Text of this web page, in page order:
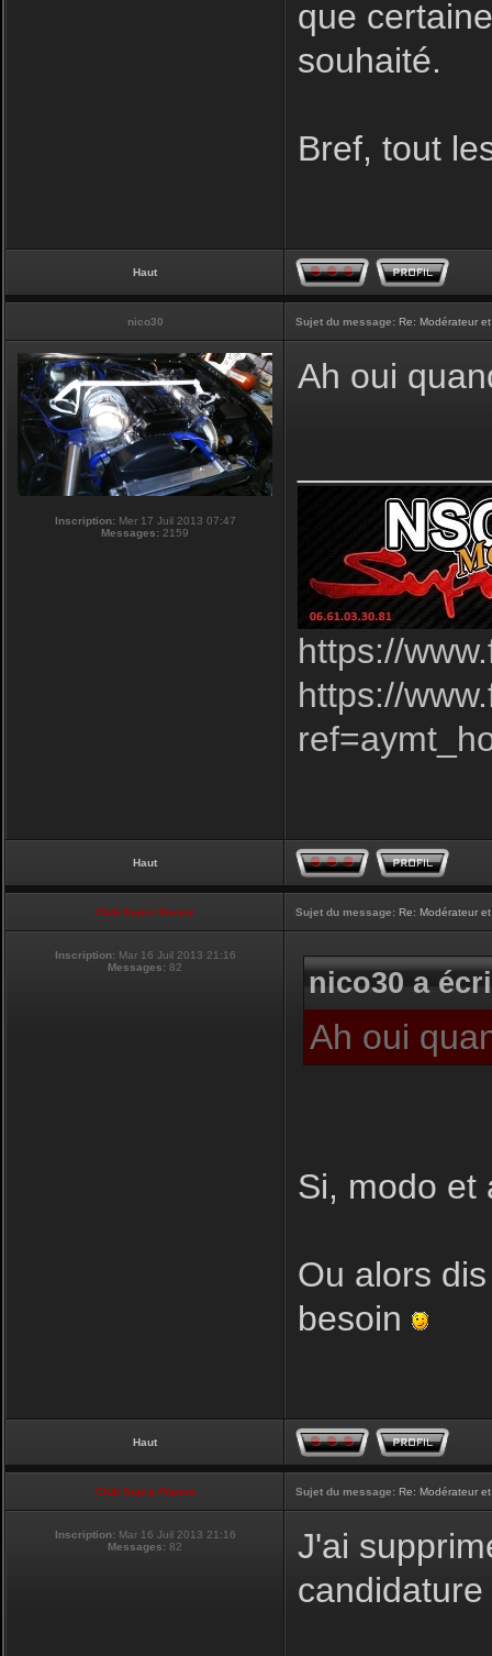
que
souhaité.
Bref, tout
Haut
nico30 Sujet du message: Re: Modérateur
Inscription:Mer 17 Juil 2013 07:47
Messages: 2159
Ah oui
https://
https://
Haut
Club Supra France Sujet du message: Re: Modérateur
Inscription: Mar 16 Juil 2013 21:16
Messages: 82 nico30 a
Ah oui
Si, modo et
Ou alors
besoin
Haut
Club Supra France Sujet du message: Re: Modérateur
Inscription: Mar 16 Juil 2013 21:16
Messages: 82
J'ai